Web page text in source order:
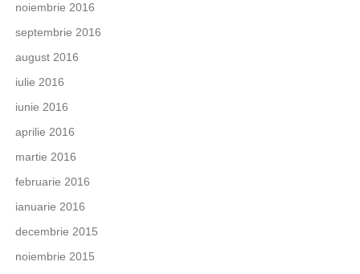
noiembrie 2016
septembrie 2016
august 2016
iulie 2016
iunie 2016
aprilie 2016
martie 2016
februarie 2016
ianuarie 2016
decembrie 2015
noiembrie 2015